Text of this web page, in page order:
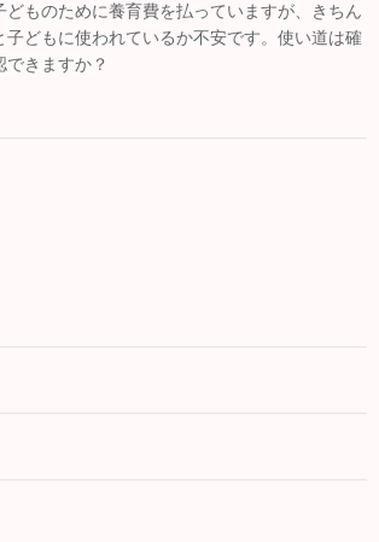
どものために養育費を払っていますが、きちん
子どもに使われているか不安です。使い道は確
できますか？